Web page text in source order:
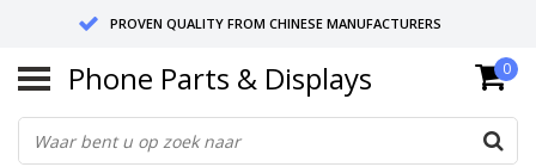
PROVEN QUALITY FROM CHINESE MANUFACTURERS
SEND RETURNS TO GERMANY OR NETHERLANDS
10 DAY SHIPPING
Phone Parts & Displays 0